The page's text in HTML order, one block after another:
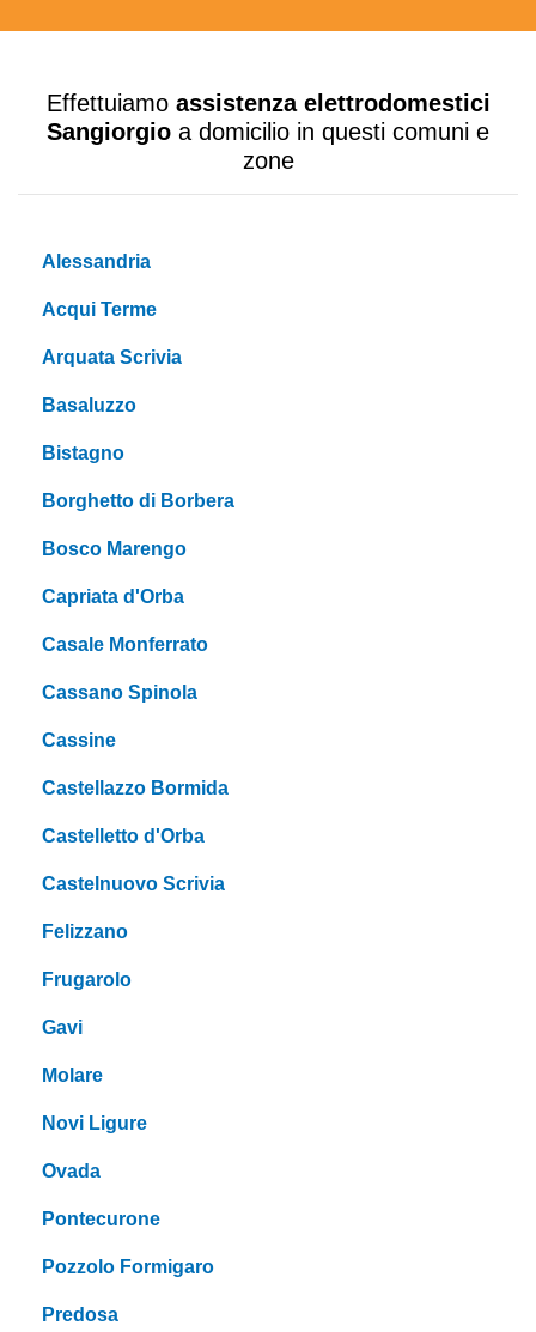
Effettuiamo assistenza elettrodomestici
Sangiorgio a domicilio in questi comuni e
zone
Alessandria
Acqui Terme
Arquata Scrivia
Basaluzzo
Bistagno
Borghetto di Borbera
Bosco Marengo
Capriata d'Orba
Casale Monferrato
Cassano Spinola
Cassine
Castellazzo Bormida
Castelletto d'Orba
Castelnuovo Scrivia
Felizzano
Frugarolo
Gavi
Molare
Novi Ligure
Ovada
Pontecurone
Pozzolo Formigaro
Predosa